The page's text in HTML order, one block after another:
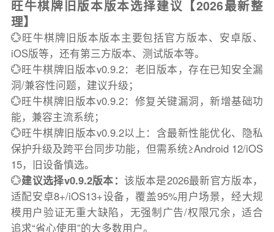
旺牛棋牌旧版本版本选择建议【2026最新整
理】
💮旺牛棋牌旧版本版本主要包括官方版本、安卓版、
iOS版等，还有第三方版本、测试版本等。
💮旺牛棋牌旧版本v0.9.2：老旧版本，存在已知安全漏
洞/兼容性问题，建议升级；
💮旺牛棋牌旧版本v0.9.2：修复关键漏洞，新增基础功
能，兼容主流系统；
💮旺牛棋牌旧版本v0.9.2以上：含最新性能优化、隐私
保护升级及跨平台同步功能，但需系统≥Android 12/iOS
15，旧设备慎选。
💮建议选择v0.9.2版本：该版本是2026最新官方版本，
适配安卓8+/iOS13+设备，覆盖95%用户场景，经大规
模用户验证无重大缺陷，无强制广告/权限冗余，适合
追求“省心使用”的大多数用户。